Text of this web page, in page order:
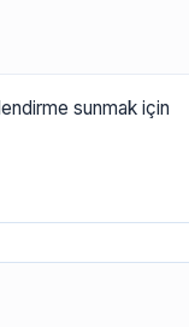
sunmak için